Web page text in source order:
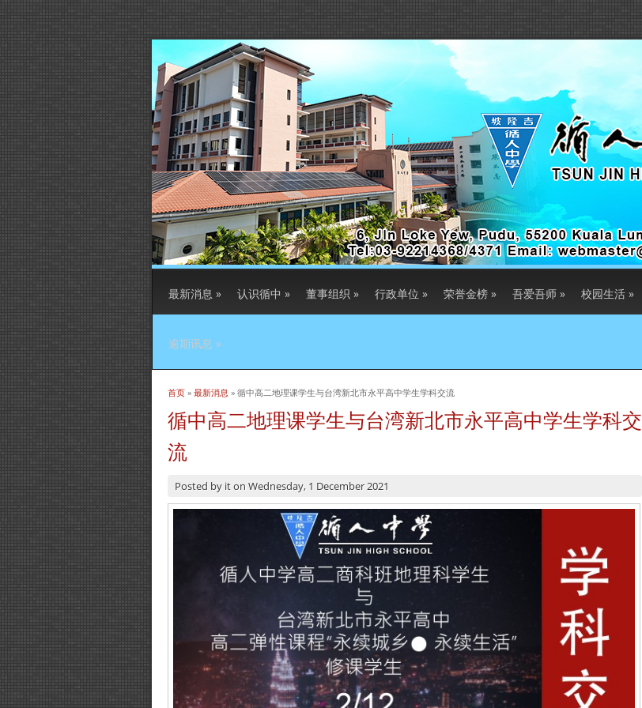
最新消息 » 认识循中 » 董事组织 » 行政单位 » 荣誉金榜 » 吾爱吾师 » 校园生活 »
逾期讯息 »
当前位置
首页 » 最新消息 » 循中高二地理课学生与台湾新北市永平高中学生学科交流
循中高二地理课学生与台湾新北市永平高中学生学科交
流
Posted by iton Wednesday, 1 December 2021